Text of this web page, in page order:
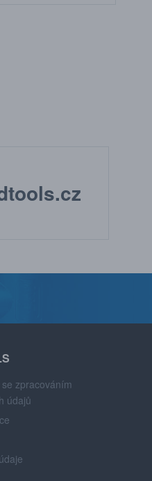
zpracováním
údajů